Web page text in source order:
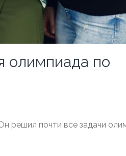
олимпиада по
решил почти все задачи